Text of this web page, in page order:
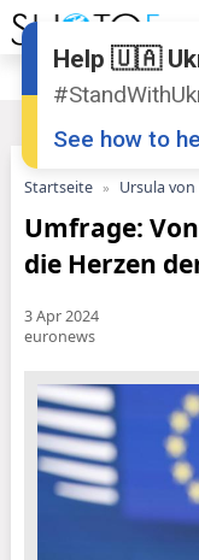
Startseite Ursula
Umfrage:
die Herzen
3 Apr 2024
euronews
Help 🇺🇦
See how to
Support
Share this